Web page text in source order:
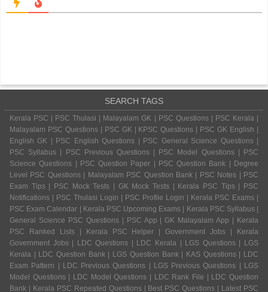
SEARCH TAGS
Kerala PSC | PSC Thulasi | Malayalam GK | PSC Questions | PSC Kerala |
Malayalam PSC Questions | PSC GK | KPSC Questions | PSC GK English |
English GK | PSC English Questions | PSC General Science Questions |
PSC Syllabus | PSC Previous Questions | PSC Model Questions | PSC
Science Questions | PSC Question Paper | PSC Question Bank | Degree
Level PSC Questions | Malayalam PSC Question Bank | PSC Notes | PSC
Exam Tips | PSC Mock Tests | GK Mock Tests | Kerala PSC Tips | PSC
Notifications | PSC Thulasi Login | PSC Profile Login | Kerala PSC Exams |
PSC Exam Calendar | Kerala PSC Upcoming Exams | Kerala PSC Syllabus |
General Science PSC Questions | PSC App | GK Malayalam App | Kerala
PSC Ranked Lists | Kerala PSC Helper | Government Jobs | Kerala
Government Jobs | LDC Questions | LDC Kerala | LGS Questions | LGS
Kerala | LDC Question Bank | LGS Question Bank | KAS Questions | LDC
Exam Pattern | LDC Previous Questions | LGS Previous Questions | LGS
Model Questions | LDC Model Questions | LDC Rank File | LDC Question
Bank | Kerala PSC Repeated Questions | Best PSC Questions | Latest PSC